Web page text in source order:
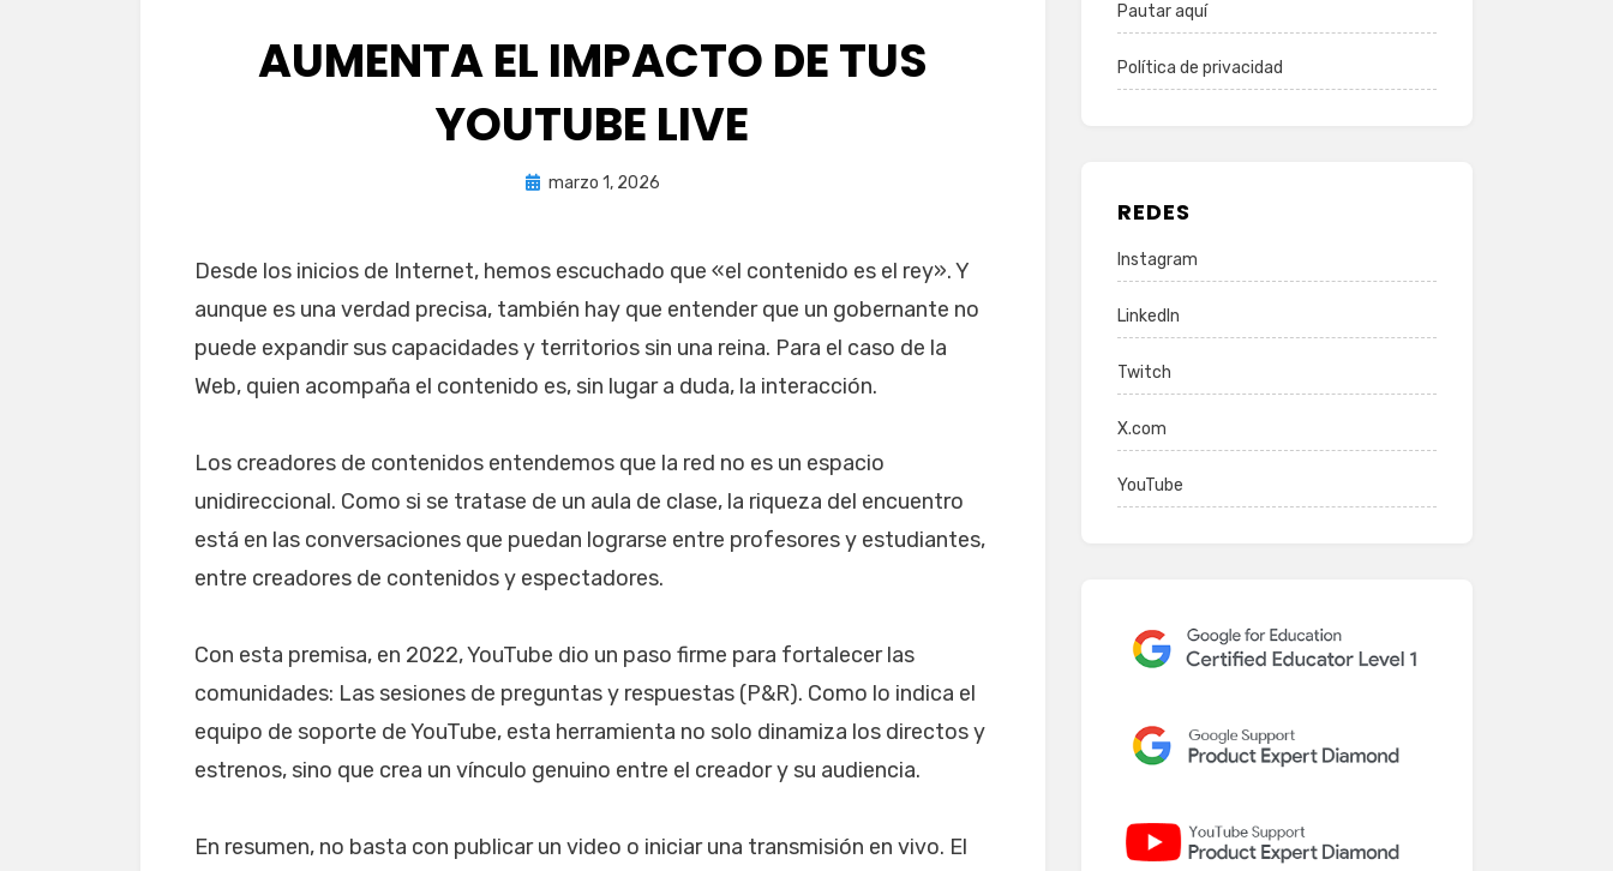
AUMENTA EL IMPACTO DE TUS
YOUTUBE LIVE
porjuancadotcom
Publicada
marzo 1, 2026
Desde los inicios de Internet, hemos escuchado que «el contenido es el rey». Y
aunque es una verdad precisa, también hay que entender que un gobernante no
puede expandir sus capacidades y territorios sin una reina. Para el caso de la
Web, quien acompaña el contenido es, sin lugar a duda, la interacción.
Los creadores de contenidos entendemos que la red no es un espacio
unidireccional. Como si se tratase de un aula de clase, la riqueza del encuentro
está en las conversaciones que puedan lograrse entre profesores y estudiantes,
entre creadores de contenidos y espectadores.
Con esta premisa, en 2022, YouTube dio un paso firme para fortalecer las
comunidades: Las sesiones de preguntas y respuestas (P&R). Como lo indica el
equipo de soporte de YouTube, esta herramienta no solo dinamiza los directos y
estrenos, sino que crea un vínculo genuino entre el creador y su audiencia.
En resumen, no basta con publicar un video o iniciar una transmisión en vivo. El
Pautar aquí
Política de privacidad
REDES
Instagram
LinkedIn
Twitch
X.com
YouTube